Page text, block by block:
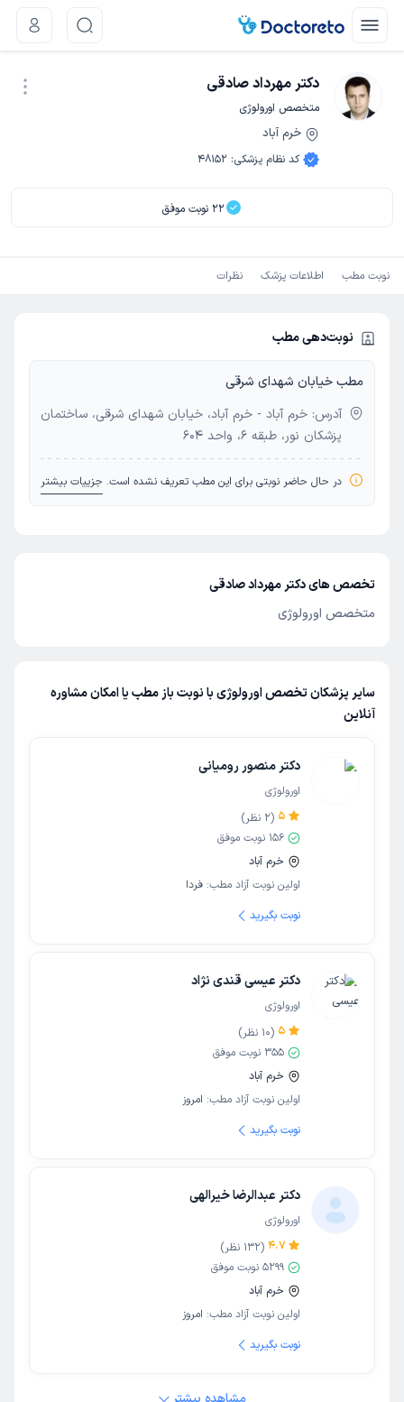
دکتر مهرداد صادقی
متخصص اورولوژی
خرم آباد
کد نظام پزشکی:
48152
22 نوبت موفق
نوبت مطب اطلاعات پزشک نظرات
نوبت‌دهی مطب
مطب خیابان شهدای شرقی
آدرس: خرم آباد - خرم آباد، خیابان شهدای شرقی، ساختمان
پزشکان نور، طبقه 6، واحد 604
در حال حاضر نوبتی برای این مطب تعریف نشده است. جزییات بیشتر
تخصص های دکتر مهرداد صادقی
متخصص اورولوژی
سایر پزشکان تخصص اورولوژی با نوبت باز مطب یا امکان مشاوره
آنلاین
دکتر منصور رومیانی
اورولوژی
5
(
2 نظر)
156 نوبت موفق
خرم آباد
اولین نوبت آزاد مطب: فردا
نوبت بگیرید
دکتر عیسی قندی نژاد
اورولوژی
5
(
10 نظر)
355 نوبت موفق
خرم آباد
اولین نوبت آزاد مطب: امروز
نوبت بگیرید
دکتر عبدالرضا خیرالهی
اورولوژی
4.7
(
132 نظر)
5299 نوبت موفق
خرم آباد
اولین نوبت آزاد مطب: امروز
نوبت بگیرید